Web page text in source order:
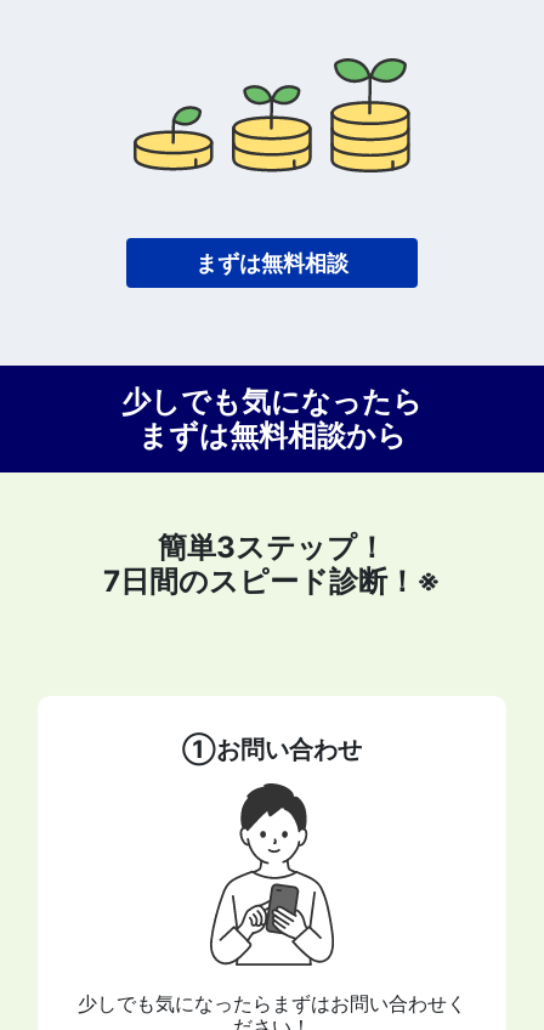
まずは無料相談
少しでも気になったら
まずは無料相談から
簡単3ステップ！
7日間のスピード診断！※
①お問い合わせ
少しでも気になったらまずはお問い合わせく